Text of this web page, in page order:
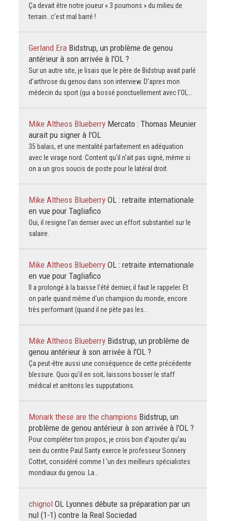
Ça devait être notre joueur « 3 poumons » du milieu de
terrain…c’est mal barré !
Gerland Era Bidstrup, un problème de genou
antérieur à son arrivée à l'OL ?
Sur un autre site, je lisais que le père de Bidstrup avait parlé
d'arthrose du genou dans son interview. D’apres mon
médecin du sport (qui a bossé ponctuellement avec l’OL…
Mike Altheos Blueberry Mercato : Thomas Meunier
aurait pu signer à l'OL
35 balais, et une mentalité parfaitement en adéquation
avec le virage nord. Content qu'il n'ait pas signé, même si
on a un gros soucis de poste pour le latéral droit.
Mike Altheos Blueberry OL : retraite internationale
en vue pour Tagliafico
Oui, il resigne l'an dernier avec un effort substantiel sur le
salaire.
Mike Altheos Blueberry OL : retraite internationale
en vue pour Tagliafico
Il a prolongé à la baisse l'été dernier, il faut le rappeler. Et
on parle quand même d'un champion du monde, encore
très performant (quand il ne pète pas les…
Mike Altheos Blueberry Bidstrup, un problème de
genou antérieur à son arrivée à l'OL ?
Ça peut-être aussi une conséquence de cette précédente
blessure. Quoi qu'il en soit, laissons bosser le staff
médical et arrêtons les supputations.
Monark these are the champions Bidstrup, un
problème de genou antérieur à son arrivée à l'OL ?
Pour compléter ton propos, je crois bon d'ajouter qu’au
sein du centre Paul Santy exerce le professeur Sonnery
Cottet, considéré comme l ‘un des meilleurs spécialistes
mondiaux du genou. La…
chignol OL Lyonnes débute sa préparation par un
nul (1-1) contre la Real Sociedad